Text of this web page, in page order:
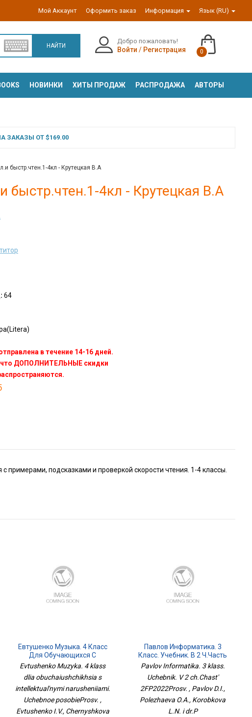
Мой Аккаунт Оформить заказ Информация Язык (RU)
НАЙТИ
Добро пожаловать!
Войти / Регистрация 0
НОВИНКИ ХИТЫ ПРОДАЖ РАСПРОДАЖА АВТОРЫ
ЗАКАЗЫ ОТ $169.00
быстр.чтен.1-4кл - Крутецкая В.А
4кл - Крутецкая В.А
64
в течение 14-16 дней.
что ДОПОЛНИТЕЛЬНЫЕ скидки
примерами, подсказками и проверкой скорости чтения. 1-4 классы.
Евтушенко Музыка. 4 Класс
Для Обучающихся С
Интеллектуальными
Нарушениями. Учебное
ПособиеПросв.
Evtushenko Muzyka. 4 klass
dlia obuchaiushchikhsia s
intellektual'nymi narusheniiami.
Uchebnoe posobieProsv. ,
Evtushenko I.V., Chernyshkova
Павлов Информатика. 3
Класс. Учебник. В 2 Ч.Часть
2ФП2022Просв.
Pavlov Informatika. 3 klass.
Uchebnik. V 2 ch.Chast'
2FP2022Prosv. , Pavlov D.I.,
Polezhaeva O.A., Korobkova
L.N. i dr.P